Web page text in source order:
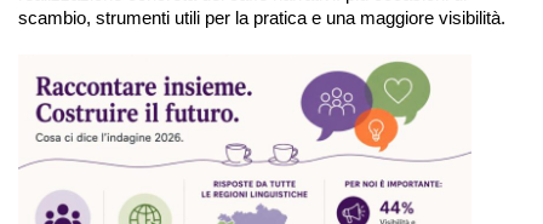
scambio, strumenti utili per la pratica e una maggiore visibilità.